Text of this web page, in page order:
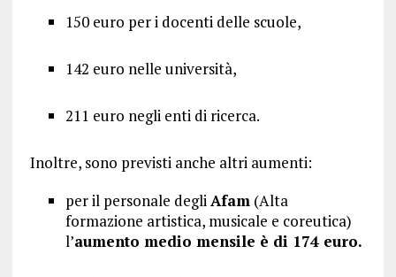
150 euro per i docenti delle scuole,
142 euro nelle università,
211 euro negli enti di ricerca.
Inoltre, sono previsti anche altri aumenti:
per il personale degliAfam(Alta
formazione artistica, musicale e coreutica)
l’aumento medio mensile è di 174 euro.